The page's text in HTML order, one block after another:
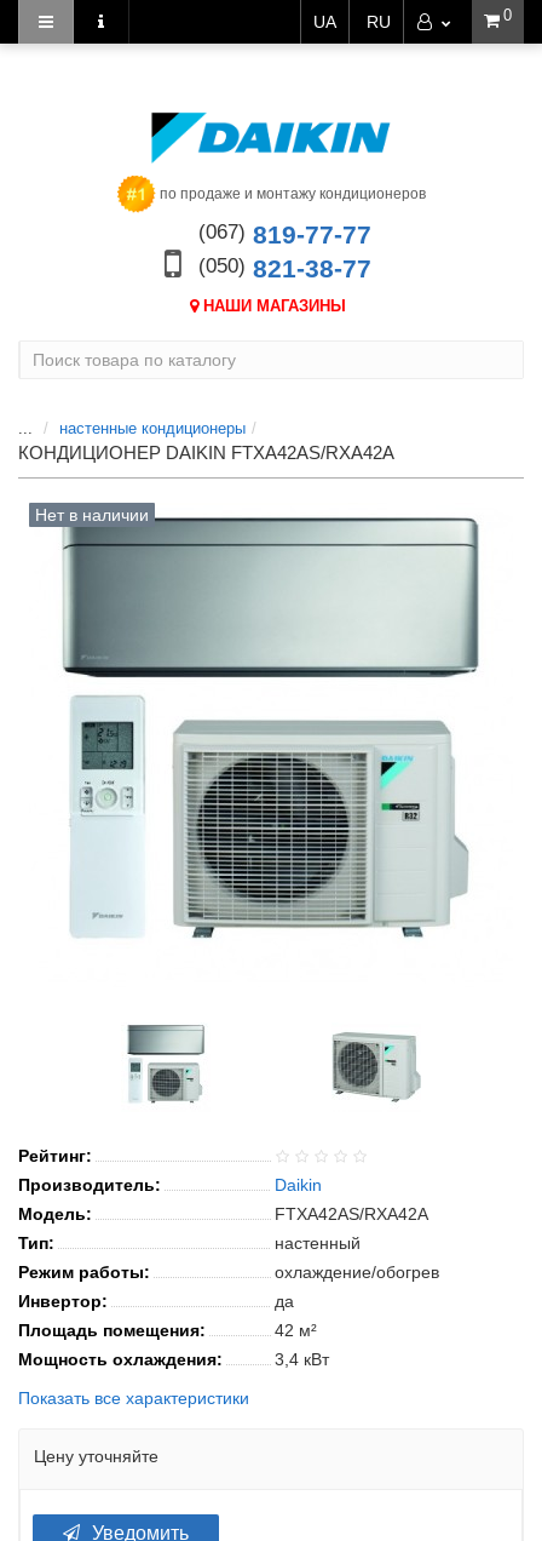
0
UA RU
по продаже и монтажу кондиционеров
(067) 819-77-77
(050) 821-38-77
НАШИ МАГАЗИНЫ
... настенные кондиционеры
КОНДИЦИОНЕР DAIKIN FTXA42AS/RXA42A
Нет в наличии
Рейтинг:
Производитель:
Daikin
Модель:
FTXA42AS/RXA42A
Тип:
настенный
Режим работы:
охлаждение/обогрев
Инвертор:
да
Площадь помещения:
42 м²
Мощность охлаждения:
3,4 кВт
Показать все характеристики
Цену уточняйте
Уведомить